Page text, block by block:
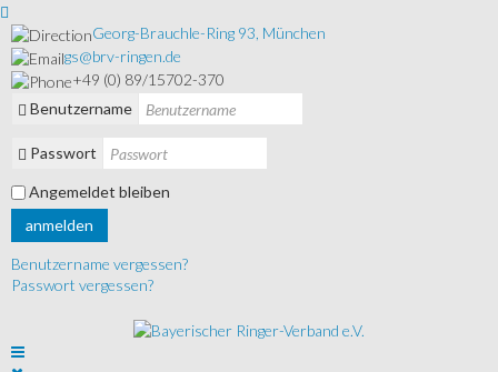
Georg-Brauchle-Ring 93, München
gs@brv-ringen.de
+49 (0) 89/15702-370
Benutzername
Passwort
Angemeldet bleiben
anmelden
Benutzername vergessen?
Passwort vergessen?